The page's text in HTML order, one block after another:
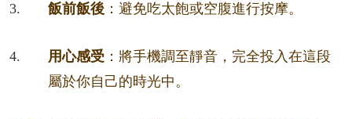
飯前飯後 ：避免吃太飽或空腹進行按摩。
用心感受 ：將手機調至靜音，完全投入在這段
屬於你自己的時光中。